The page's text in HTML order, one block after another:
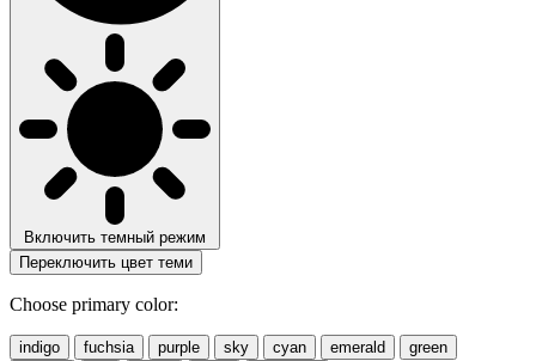
Включить темный режим
Переключить цвет теми
Choose primary color:
indigo fuchsia purple sky cyan emerald
green